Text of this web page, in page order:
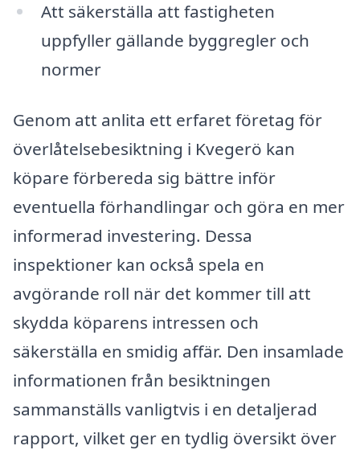
Att säkerställa att fastigheten
uppfyller gällande byggregler och
normer
Genom att anlita ett erfaret företag för
överlåtelsebesiktning i Kvegerö kan
köpare förbereda sig bättre inför
eventuella förhandlingar och göra en mer
informerad investering. Dessa
inspektioner kan också spela en
avgörande roll när det kommer till att
skydda köparens intressen och
säkerställa en smidig affär. Den insamlade
informationen från besiktningen
sammanställs vanligtvis i en detaljerad
rapport, vilket ger en tydlig översikt över